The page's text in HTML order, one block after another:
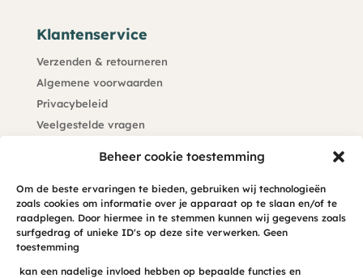
Beheer cookie toestemming
Om de beste ervaringen te bieden, gebruiken wij technologieën
zoals cookies om informatie over je apparaat op te slaan en/of te
raadplegen. Door hiermee in te stemmen kunnen wij gegevens zoals
surfgedrag of unieke ID's op deze site verwerken. Geen
toestemming
kan een nadelige invloed hebben op bepaalde functies en
Klantenservice
Verzenden & retourneren
Algemene voorwaarden
Privacybeleid
Veelgestelde vragen
Blijf op de hoogte
Meld je hier aan voor de maandelijkse hond-INFO-cus